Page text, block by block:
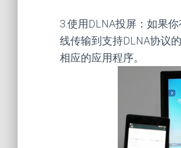
3.使用DLNA投屏：如果
线传输到支持DLNA协议
相应的应用程序。